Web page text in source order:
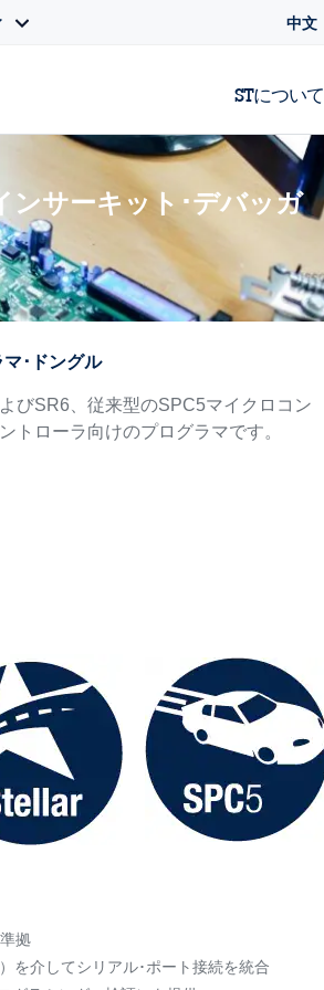
中文
STについて
ンサーキット･デバッガ
･ドングル
びSR6、従来型のSPC5マイクロコン
トローラ向けのプログラマです。
拠
を介してシリアル･ポート接続を統合